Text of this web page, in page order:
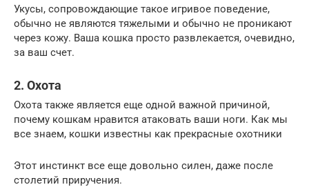
Укусы, сопровождающие такое игривое поведение,
обычно не являются тяжелыми и обычно не проникают
через кожу. Ваша кошка просто развлекается, очевидно,
за ваш счет.
2. Охота
Охота также является еще одной важной причиной,
почему кошкам нравится атаковать ваши ноги. Как мы
все знаем, кошки известны как прекрасные охотники
Этот инстинкт все еще довольно силен, даже после
столетий приручения.